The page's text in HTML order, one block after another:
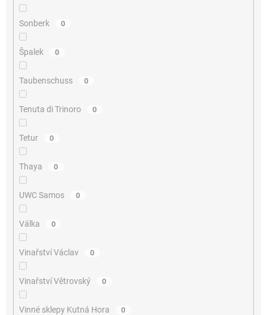
Sonberk 0
Špalek 0
Taubenschuss 0
Tenuta di Trinoro 0
Tetur 0
Thaya 0
UWC Samos 0
Válka 0
Vinařství Václav 0
Vinařství Větrovský 0
Vinné sklepy Kutná Hora 0